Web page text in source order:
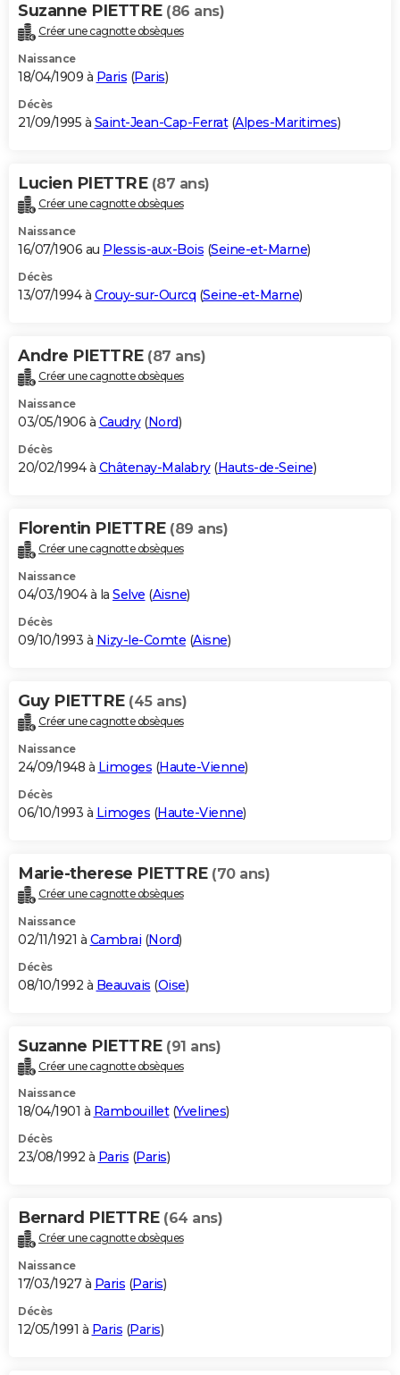
Suzanne PIETTRE (86 ans)
Créer une cagnotte obsèques
Naissance
18/04/1909 à Paris (Paris)
Décès
21/09/1995 à Saint-Jean-Cap-Ferrat(Alpes-Maritimes)
Lucien PIETTRE (87 ans)
Créer une cagnotte obsèques
Naissance
16/07/1906 au Plessis-aux-Bois (Seine-et-Marne)
Décès
13/07/1994 à Crouy-sur-Ourcq (Seine-et-Marne)
Andre PIETTRE (87 ans)
Créer une cagnotte obsèques
Naissance
03/05/1906 à Caudry(Nord)
Décès
20/02/1994 à Châtenay-Malabry(Hauts-de-Seine)
Florentin PIETTRE (89 ans)
Créer une cagnotte obsèques
Naissance
04/03/1904 à la Selve (Aisne)
Décès
09/10/1993 à Nizy-le-Comte (Aisne)
Guy PIETTRE (45 ans)
Créer une cagnotte obsèques
Naissance
24/09/1948 à Limoges (Haute-Vienne)
Décès
06/10/1993 à Limoges (Haute-Vienne)
Marie-therese PIETTRE (70 ans)
Créer une cagnotte obsèques
Naissance
02/11/1921 à Cambrai (Nord)
Décès
08/10/1992 à Beauvais (Oise)
Suzanne PIETTRE (91 ans)
Créer une cagnotte obsèques
Naissance
18/04/1901 à Rambouillet(Yvelines)
Décès
23/08/1992 à Paris (Paris)
Bernard PIETTRE (64 ans)
Créer une cagnotte obsèques
Naissance
17/03/1927 à Paris (Paris)
Décès
12/05/1991 à Paris (Paris)